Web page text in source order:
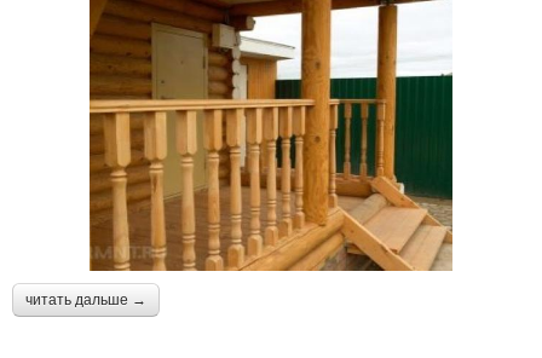
читать дальше →